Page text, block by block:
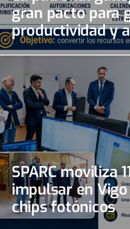
gran pacto para
productividad y
inversiones
SPARC moviliza
impulsar en
chips fotónicos